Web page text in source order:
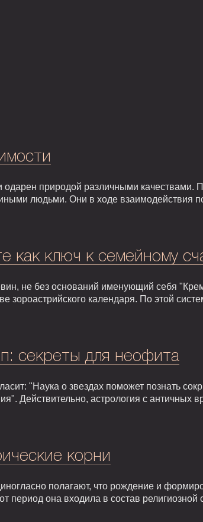
природой различными качествами.
людьми. Они в ходе взаимодействия
как ключ к семейному
не без оснований именующий себя
зороастрийского календаря. По этой
секреты для неофита
"Наука о звездах поможет познать
Действительно, астрология с античных
корни
полагают, что рождение и
период она входила в состав